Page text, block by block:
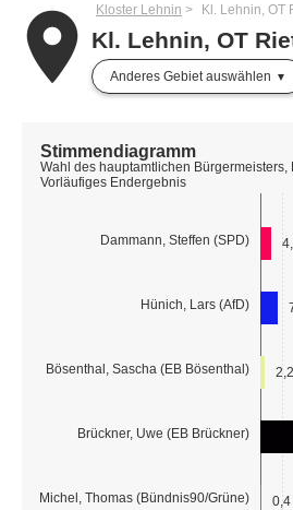
placeKloster Lehnin Kl. Lehnin, OT
Kl. Lehnin, OT
Anderes Gebiet auswählen
Dammann, Steffen (SPD)
Hünich, Lars (AfD)
Bösenthal, Sascha (EB Bösenthal)
Brückner, Uwe (EB Brückner)
Michel, Thomas (Bündnis90/Grüne)
2,2
0,4
Stimmendiagramm
Wahl des hauptamtlichen Bürgermeisters,
Vorläufiges Endergebnis